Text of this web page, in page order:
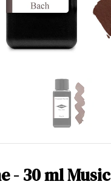
- 30 ml Music